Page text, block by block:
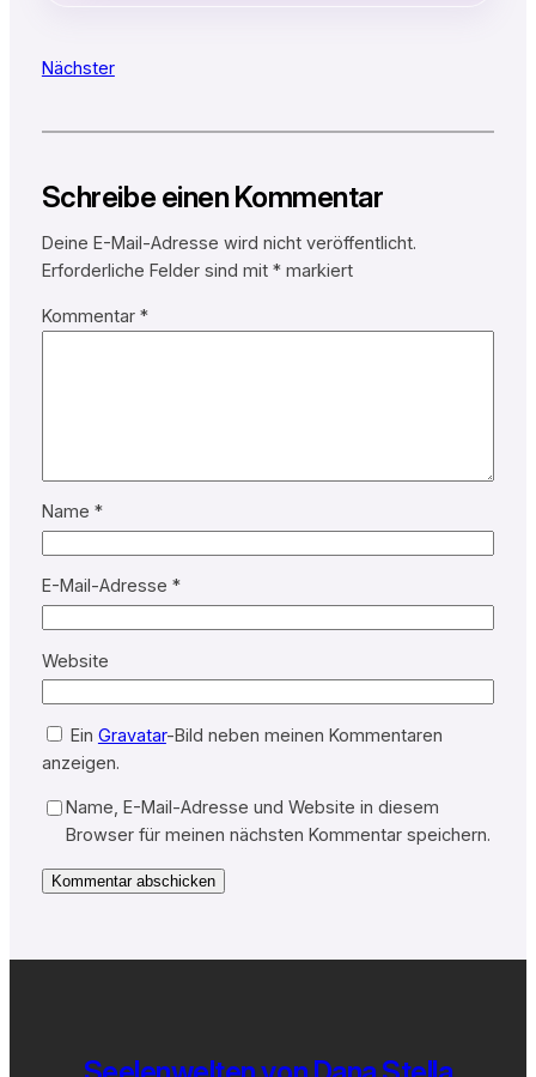
Nächster
Schreibe einen Kommentar
Deine E-Mail-Adresse wird nicht veröffentlicht.
Erforderliche Felder sind mit *markiert
Kommentar *
Name *
E-Mail-Adresse *
Website
Ein Gravatar-Bild neben meinen Kommentaren
anzeigen.
Name, E-Mail-Adresse und Website in diesem
Browser für meinen nächsten Kommentar speichern.